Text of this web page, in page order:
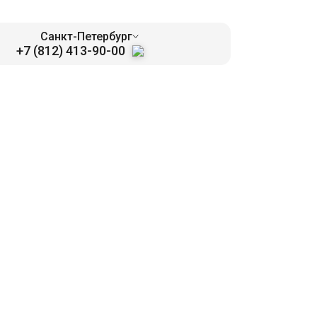
Санкт-Петербург
+7 (812) 413-90-00